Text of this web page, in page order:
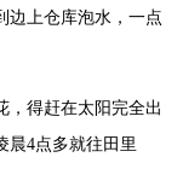
边上仓库泡水，一点
，得赶在太阳完全出
晨4点多就往田里